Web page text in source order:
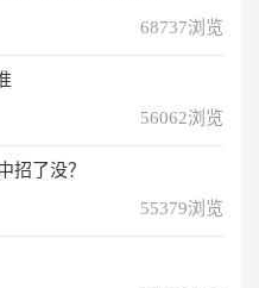
68737浏览
56062浏览
招了没？
55379浏览